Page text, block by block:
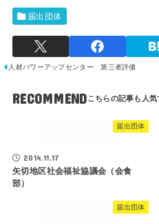
届出団体
人材パワーアップセンター 第三者評価
RECOMMEND
届出団体
2014.11.17
矢切地区社会福祉協議会（会食
部）
届出団体